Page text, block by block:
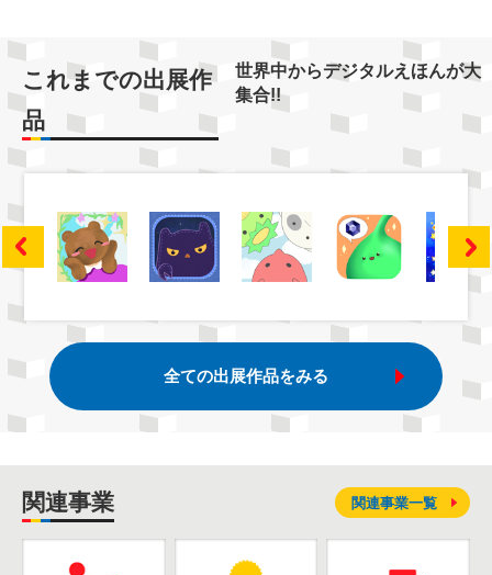
これまでの出展作
品
世界中からデジタルえほんが大
集合!!
全ての出展作品をみる
関連事業 関連事業一覧